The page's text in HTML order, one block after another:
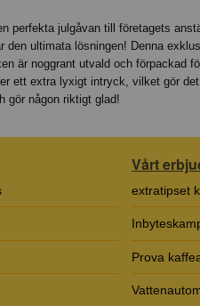
perfekta julgåvan till företagets
den ultimata lösningen! Denna
är noggrant utvald och förpackad
ett extra lyxigt intryck, vilket gör
gör någon riktigt glad!
Vårt
extratipset
Prova